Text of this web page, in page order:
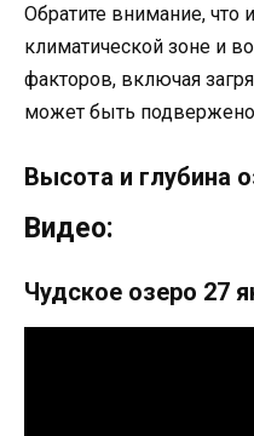
Обратите внимание, что
климатической зоне и
факторов, включая
может быть
Высота и глубина
Видео:
Чудское озеро 27